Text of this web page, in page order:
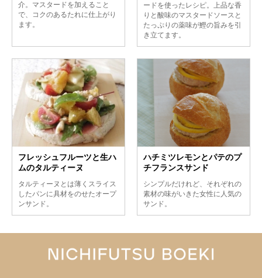
介。マスタードを加えること
で、コクのあるたれに仕上がり
ます。
ードを使ったレシピ。上品な香
りと酸味のマスタードソースと
たっぷりの薬味が鰹の旨みを引
き立てます。
フレッシュフルーツと生ハ
ムのタルティーヌ
タルティーヌとは薄くスライス
したパンに具材をのせたオープ
ンサンド。
ハチミツレモンとパテのプ
チフランスサンド
シンプルだけれど、それぞれの
素材の味がいきた女性に人気の
サンド。